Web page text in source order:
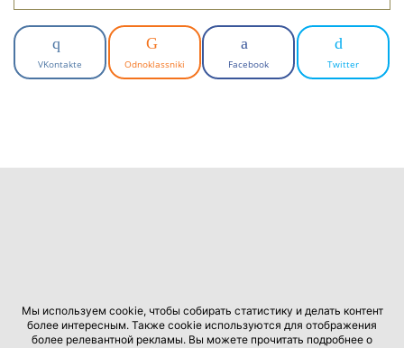
VKontakte Odnoklassniki Facebook Twitter
Мы используем cookie, чтобы собирать статистику и делать контент
более интересным. Также cookie используются для отображения
более релевантной рекламы. Вы можете прочитать подробнее о